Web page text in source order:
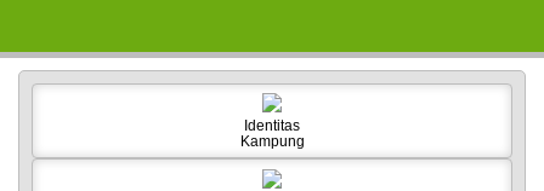
Desa
Data
Identitas
Kampung